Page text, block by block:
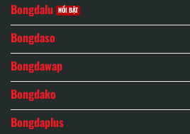
Bongdalu
Bongdaso
Bongdawap
Bongdako
Bongdaplus